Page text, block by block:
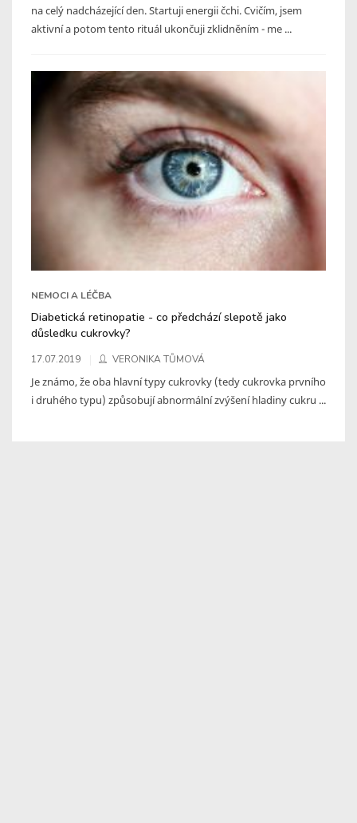
na celý nadcházející den. Startuji energii čchi. Cvičím, jsem
aktivní a potom tento rituál ukončuji zklidněním - me ...
NEMOCI A LÉČBA
Diabetická retinopatie - co předchází slepotě jako
důsledku cukrovky?
17.07.2019 VERONIKA TŮMOVÁ
Je známo, že oba hlavní typy cukrovky (tedy cukrovka prvního
i druhého typu) způsobují abnormální zvýšení hladiny cukru ...